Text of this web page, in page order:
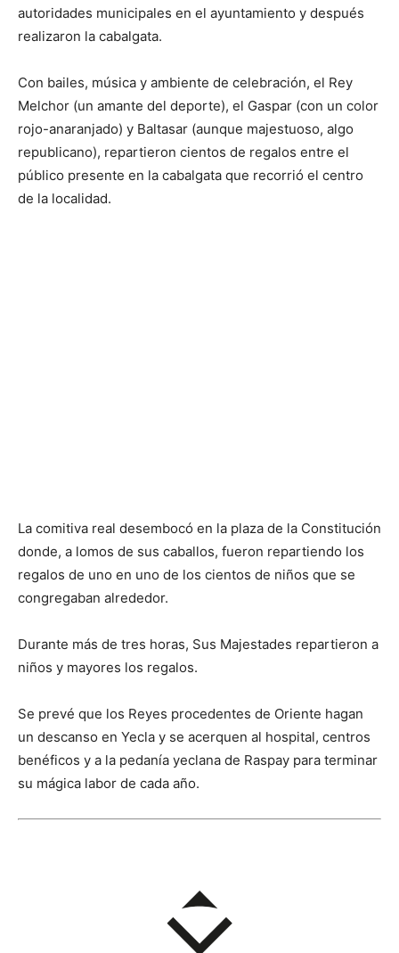
autoridades municipales en el ayuntamiento y después
realizaron la cabalgata.
Con bailes, música y ambiente de celebración, el Rey
Melchor (un amante del deporte), el Gaspar (con un color
rojo-anaranjado) y Baltasar (aunque majestuoso, algo
republicano), repartieron cientos de regalos entre el
público presente en la cabalgata que recorrió el centro
de la localidad.
La comitiva real desembocó en la plaza de la Constitución
donde, a lomos de sus caballos, fueron repartiendo los
regalos de uno en uno de los cientos de niños que se
congregaban alrededor.
Durante más de tres horas, Sus Majestades repartieron a
niños y mayores los regalos.
Se prevé que los Reyes procedentes de Oriente hagan
un descanso en Yecla y se acerquen al hospital, centros
benéficos y a la pedanía yeclana de Raspay para terminar
su mágica labor de cada año.